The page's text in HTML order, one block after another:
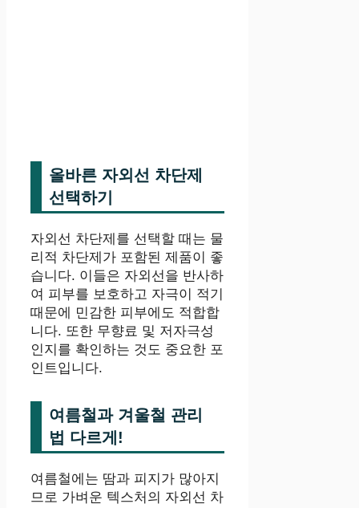
올바른 자외선 차단제
선택하기
자외선 차단제를 선택할 때는 물
리적 차단제가 포함된 제품이 좋
습니다. 이들은 자외선을 반사하
여 피부를 보호하고 자극이 적기
때문에 민감한 피부에도 적합합
니다. 또한 무향료 및 저자극성
인지를 확인하는 것도 중요한 포
인트입니다.
여름철과 겨울철 관리
법 다르게!
여름철에는 땀과 피지가 많아지
므로 가벼운 텍스처의 자외선 차